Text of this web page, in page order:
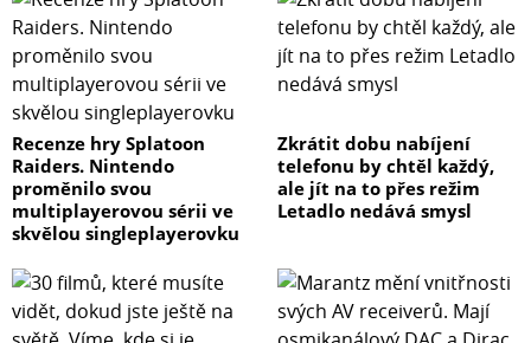
Recenze hry Splatoon
Raiders. Nintendo
proměnilo svou
multiplayerovou sérii ve
skvělou singleplayerovku
Zkrátit dobu nabíjení
telefonu by chtěl každý,
ale jít na to přes režim
Letadlo nedává smysl